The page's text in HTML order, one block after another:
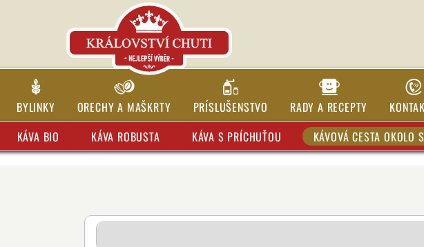
BYLINKY ORECHY A MAŠKRTY PRÍSLUŠENSTVO RADY A RECEPTY
KÁVA BIO KÁVA ROBUSTA KÁVA S PRÍCHUŤOU KÁVOVÁ CESTA OKOLO